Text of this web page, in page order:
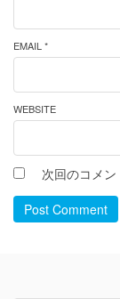
EMAIL *
WEBSITE
次回のコメ
Post Comment